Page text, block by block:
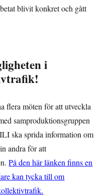
blivit konkret och gått
i
flera möten för att utveckla
samproduktionsgruppen
ska sprida information om
andra för att
På den här länken finns en
kan tycka till om